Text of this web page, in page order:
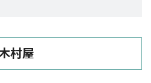
村屋